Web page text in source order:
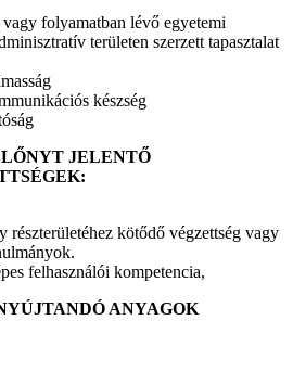
folyamatban lévő egyetemi
területen szerzett tapasztalat
készség
JELENTŐ
részterületéhez kötődő végzettség vagy
felhasználói kompetencia,
ANYAGOK